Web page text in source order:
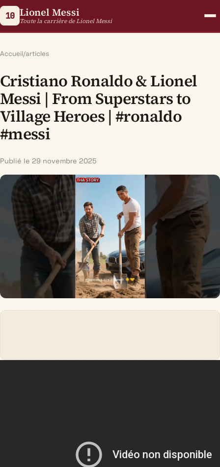
10 Lionel Messi
Toute la carrière de Lionel Messi
Accueil/articles
Cristiano Ronaldo & Lionel
Messi | From Superstars to
Village Heroes | #ronaldo
#messi
Publié le 29 novembre 2025